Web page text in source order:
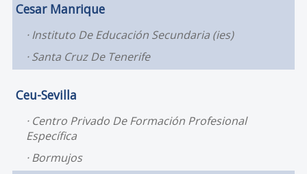
Cesar Manrique
Instituto De Educación Secundaria (ies)
Santa Cruz De Tenerife
Ceu-Sevilla
Centro Privado De Formación Profesional
Específica
Bormujos